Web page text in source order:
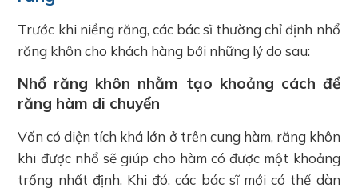
Trước khi niềng răng, các bác sĩ thường chỉ định nhổ
răng khôn cho khách hàng bởi những lý do sau:
Nhổ răng khôn nhằm tạo khoảng cách để
răng hàm di chuyển
Vốn có diện tích khá lớn ở trên cung hàm, răng khôn
khi được nhổ sẽ giúp cho hàm có được một khoảng
trống nhất định. Khi đó, các bác sĩ mới có thể dàn